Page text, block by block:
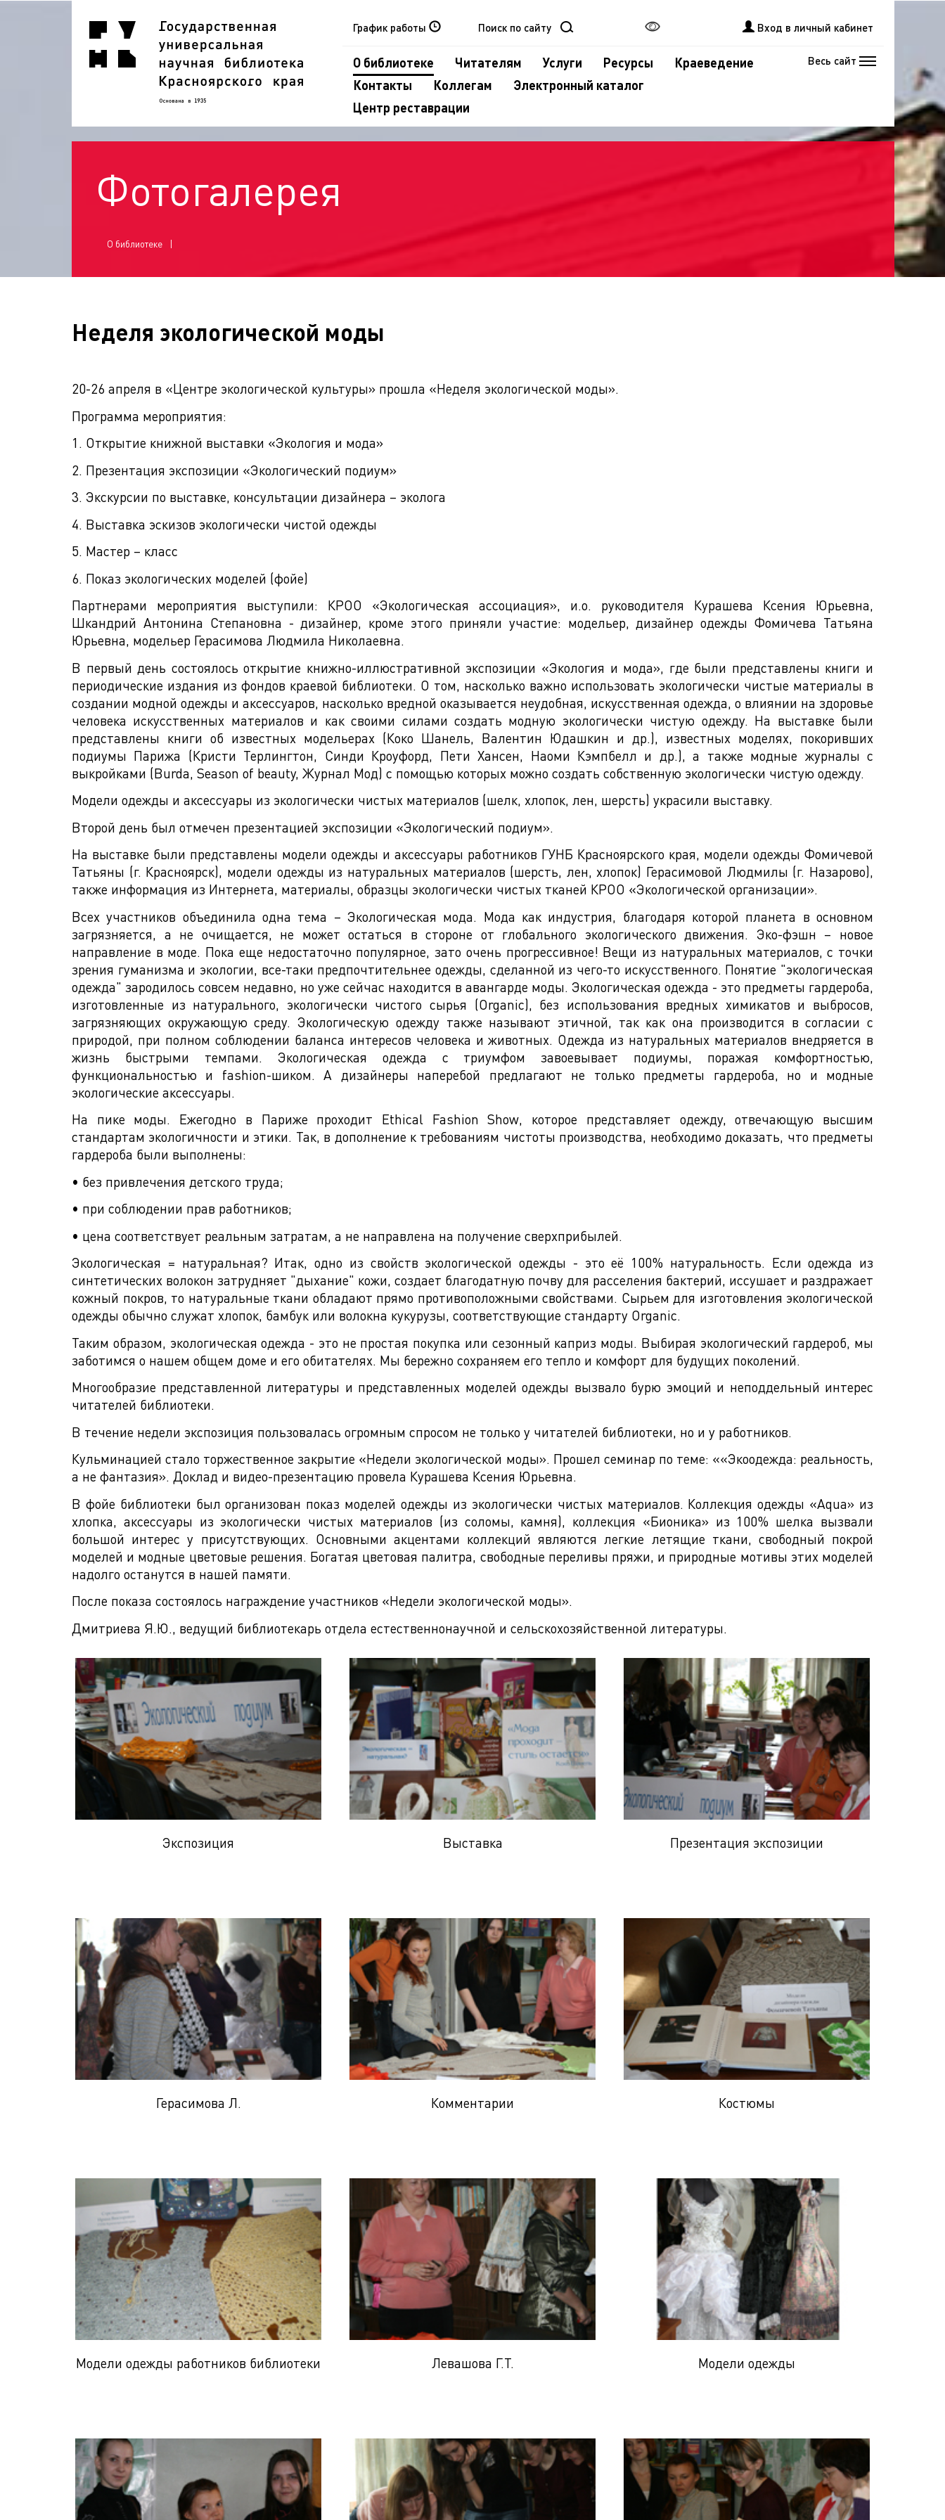
График работы Вход в личный кабинет
О библиотеке Читателям Услуги Ресурсы
Краеведение
Контакты
Коллегам
Электронный каталог
Центр реставрации
Весь сайт
Фотогалерея
О библиотеке
Неделя экологической моды
20-26 апреля в «Центре экологической культуры» прошла «Неделя экологической моды».
Программа мероприятия:
1. Открытие книжной выставки «Экология и мода»
2. Презентация экспозиции «Экологический подиум»
3. Экскурсии по выставке, консультации дизайнера – эколога
4. Выставка эскизов экологически чистой одежды
5. Мастер – класс
6. Показ экологических моделей (фойе)
Партнерами мероприятия выступили: КРОО «Экологическая ассоциация», и.о. руководителя Курашева Ксения Юрьевна,
Шкандрий Антонина Степановна - дизайнер, кроме этого приняли участие: модельер, дизайнер одежды Фомичева Татьяна
Юрьевна, модельер Герасимова Людмила Николаевна.
В первый день состоялось открытие книжно-иллюстративной экспозиции «Экология и мода», где были представлены книги и
периодические издания из фондов краевой библиотеки. О том, насколько важно использовать экологически чистые материалы в
создании модной одежды и аксессуаров, насколько вредной оказывается неудобная, искусственная одежда, о влиянии на здоровье
человека искусственных материалов и как своими силами создать модную экологически чистую одежду. На выставке были
представлены книги об известных модельерах (Коко Шанель, Валентин Юдашкин и др.), известных моделях, покоривших
подиумы Парижа (Кристи Терлингтон, Синди Кроуфорд, Пети Хансен, Наоми Кэмпбелл и др.), а также модные журналы c
выкройками (Burda, Season of beauty, Журнал Мод) с помощью которых можно создать собственную экологически чистую одежду.
Модели одежды и аксессуары из экологически чистых материалов (шелк, хлопок, лен, шерсть) украсили выставку.
Второй день был отмечен презентацией экспозиции «Экологический подиум».
На выставке были представлены модели одежды и аксессуары работников ГУНБ Красноярского края, модели одежды Фомичевой
Татьяны (г. Красноярск), модели одежды из натуральных материалов (шерсть, лен, хлопок) Герасимовой Людмилы (г. Назарово),
также информация из Интернета, материалы, образцы экологически чистых тканей КРОО «Экологической организации».
Всех участников объединила одна тема – Экологическая мода. Мода как индустрия, благодаря которой планета в основном
загрязняется, а не очищается, не может остаться в стороне от глобального экологического движения. Эко-фэшн – новое
направление в моде. Пока еще недостаточно популярное, зато очень прогрессивное! Вещи из натуральных материалов, c точки
зрения гуманизма и экологии, все-таки предпочтительнее одежды, сделанной из чего-то искусственного. Понятие "экологическая
одежда" зародилось совсем недавно, но уже сейчас находится в авангарде моды. Экологическая одежда - это предметы гардероба,
изготовленные из натурального, экологически чистого сырья (Organic), без использования вредных химикатов и выбросов,
загрязняющих окружающую среду. Экологическую одежду также называют этичной, так как она производится в согласии с
природой, при полном соблюдении баланса интересов человека и животных. Одежда из натуральных материалов внедряется в
жизнь быстрыми темпами. Экологическая одежда с триумфом завоевывает подиумы, поражая комфортностью,
функциональностью и fashion-шиком. А дизайнеры наперебой предлагают не только предметы гардероба, но и модные
экологические аксессуары.
На пике моды. Ежегодно в Париже проходит Ethical Fashion Show, которое представляет одежду, отвечающую высшим
стандартам экологичности и этики. Так, в дополнение к требованиям чистоты производства, необходимо доказать, что предметы
гардероба были выполнены:
• без привлечения детского труда;
• при соблюдении прав работников;
• цена соответствует реальным затратам, а не направлена на получение сверхприбылей.
Экологическая = натуральная? Итак, одно из свойств экологической одежды - это её 100% натуральность. Если одежда из
синтетических волокон затрудняет "дыхание" кожи, создает благодатную почву для расселения бактерий, иссушает и раздражает
кожный покров, то натуральные ткани обладают прямо противоположными свойствами. Сырьем для изготовления экологической
одежды обычно служат хлопок, бамбук или волокна кукурузы, соответствующие стандарту Organic.
Таким образом, экологическая одежда - это не простая покупка или сезонный каприз моды. Выбирая экологический гардероб, мы
заботимся о нашем общем доме и его обитателях. Мы бережно сохраняем его тепло и комфорт для будущих поколений.
Многообразие представленной литературы и представленных моделей одежды вызвало бурю эмоций и неподдельный интерес
читателей библиотеки.
В течение недели экспозиция пользовалась огромным спросом не только у читателей библиотеки, но и у работников.
Кульминацией стало торжественное закрытие «Недели экологической моды». Прошел семинар по теме: ««Экоодежда: реальность,
а не фантазия». Доклад и видео-презентацию провела Курашева Ксения Юрьевна.
В фойе библиотеки был организован показ моделей одежды из экологически чистых материалов. Коллекция одежды «Aqua» из
хлопка, аксессуары из экологически чистых материалов (из соломы, камня), коллекция «Бионика» из 100% шелка вызвали
большой интерес у присутствующих. Основными акцентами коллекций являются легкие летящие ткани, свободный покрой
моделей и модные цветовые решения. Богатая цветовая палитра, свободные переливы пряжи, и природные мотивы этих моделей
надолго останутся в нашей памяти.
После показа состоялось награждение участников «Недели экологической моды».
Дмитриева Я.Ю., ведущий библиотекарь отдела естественнонаучной и сельскохозяйственной литературы.
Экспозиция Выставка Презентация экспозиции
Герасимова Л. Комментарии Костюмы
Модели одежды работников библиотеки Левашова Г.Т. Модели одежды